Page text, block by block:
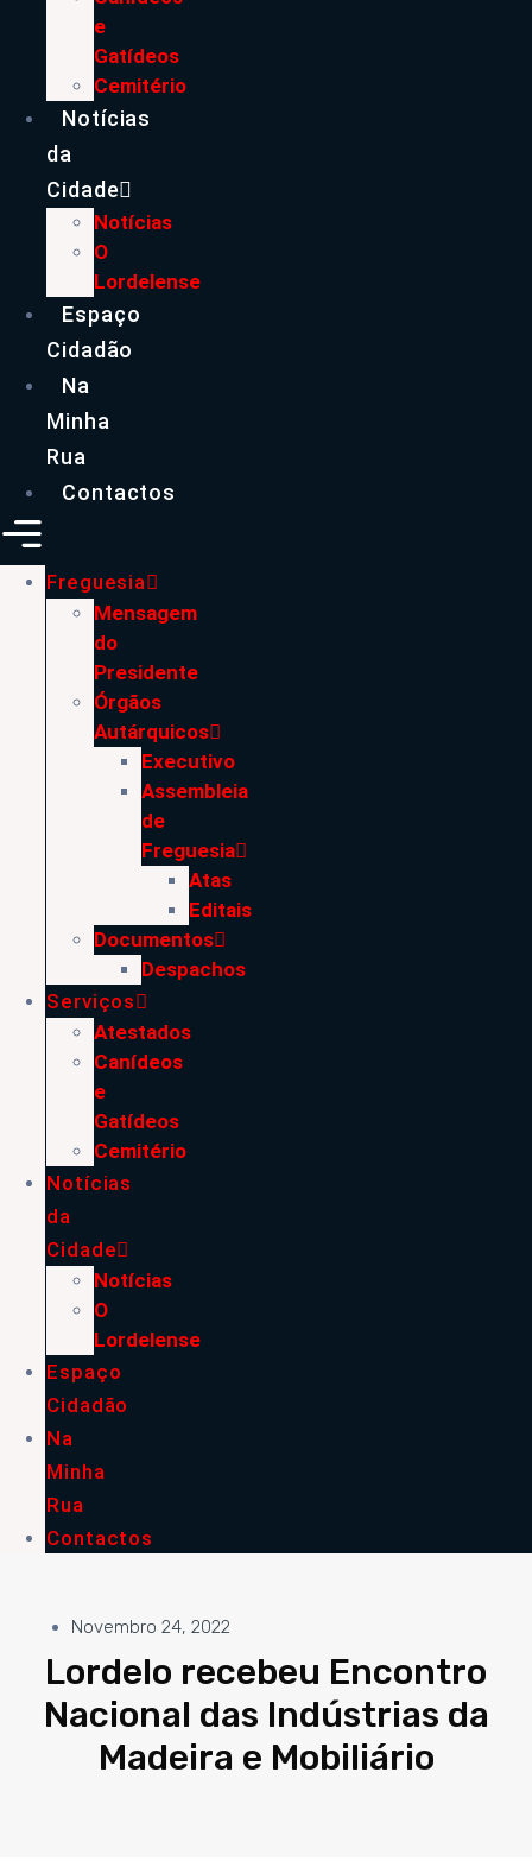
e
Gatídeos
Cemitério
Notícias
da
Cidade
Notícias
O
Lordelense
Espaço
Cidadão
Na
Minha
Rua
Contactos
Freguesia
Mensagem
do
Presidente
Órgãos
Autárquicos
Executivo
Assembleia
de
Freguesia
Atas
Editais
Documentos
Despachos
Serviços
Atestados
Canídeos
e
Gatídeos
Cemitério
Notícias
da
Cidade
Notícias
O
Lordelense
Espaço
Cidadão
Na
Minha
Rua
Contactos
Novembro 24, 2022
Lordelo recebeu Encontro
Nacional das Indústrias da
Madeira e Mobiliário